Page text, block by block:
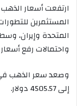
ارتفعت أسعار
المستثمرين
المتحدة وإيران،
واحتمالات رفع أسعار
إلى 4505.57 دولار.